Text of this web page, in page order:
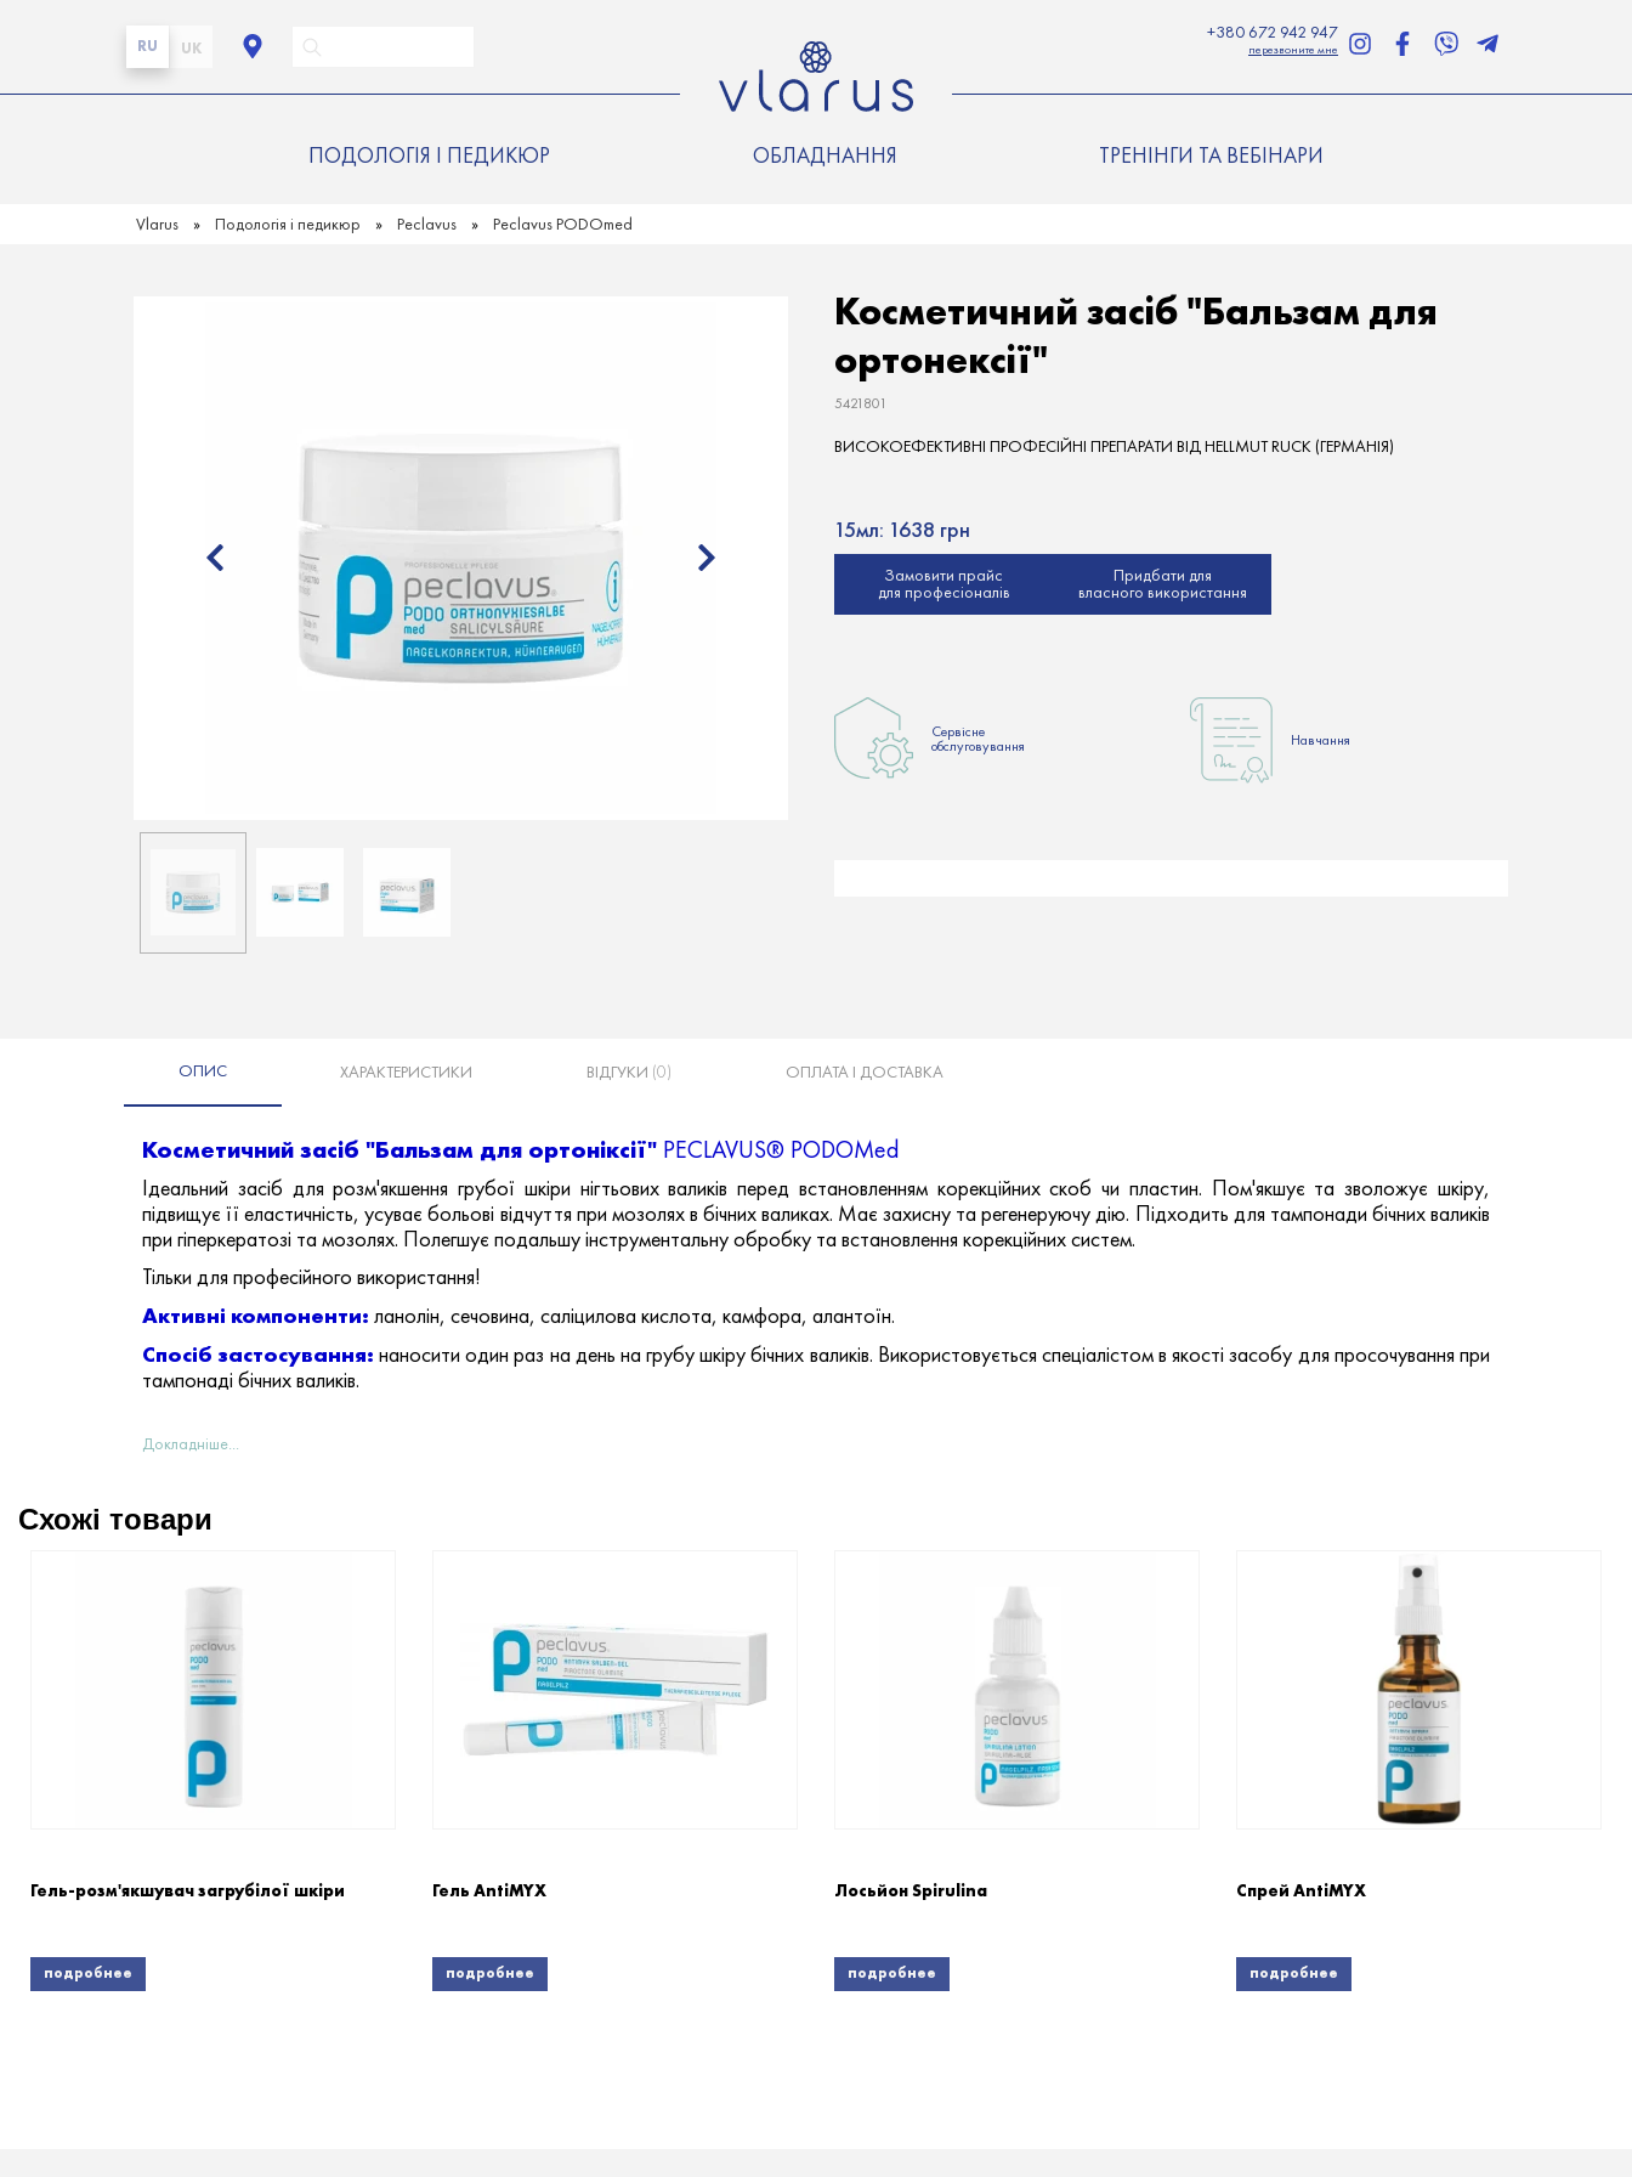
UK
RU
+380 672 942 947
перезвоните мне
ПОДОЛОГІЯ І ПЕДИКЮР ОБЛАДНАННЯ ТРЕНІНГИ ТА ВЕБІНАРИ
Vlarus Подологія і педикюр Peclavus Peclavus PODOmed
Косметичний засіб "Бальзам для
ортонексії"
5421801
ВИСОКОЕФЕКТИВНІ ПРОФЕСІЙНІ ПРЕПАРАТИ ВІД HELLMUT RUCK (ГЕРМАНІЯ)
15мл: 1638 грн
Замовити прайс
для професіоналів
Придбати для
власного використання
Сервісне
обслуговування
Hавчання
ОПИС ХАРАКТЕРИСТИКИ ВІДГУКИ (0) ОПЛАТА І ДОСТАВКА
Косметичний засіб "Бальзам для ортоніксії" PECLAVUS® PODOMed
Ідеальний засіб для розм'якшення грубої шкіри нігтьових валиків перед встановленням корекційних скоб чи пластин. Пом'якшує та зволожує шкіру,
підвищує її еластичність, усуває больові відчуття при мозолях в бічних валиках. Має захисну та регенеруючу дію. Підходить для тампонади бічних валиків
при гіперкератозі та мозолях. Полегшує подальшу інструментальну обробку та встановлення корекційних систем.
Тільки для професійного використання!
Активні компоненти: ланолін, сечовина, саліцилова кислота, камфора, алантоїн.
Спосіб застосування: наносити один раз на день на грубу шкіру бічних валиків. Використовується спеціалістом в якості засобу для просочування при
тампонаді бічних валиків.
Докладніше...
Схожі товари
Гель-розм'якшувач загрубілої шкіри
подробнее
Гель AntiMYX
подробнее
Лосьйон Spirulina
подробнее
Спрей AntiMYX
подробнее